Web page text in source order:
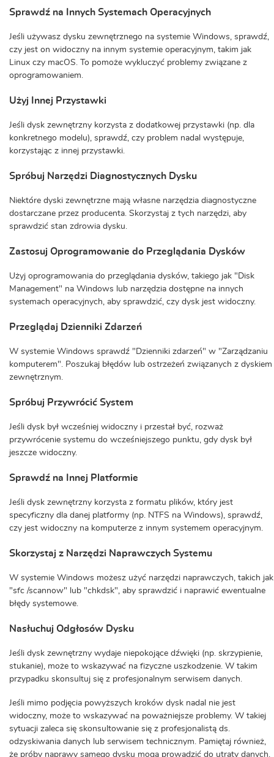
Sprawdź na Innych Systemach Operacyjnych
Jeśli używasz dysku zewnętrznego na systemie Windows, sprawdź,
czy jest on widoczny na innym systemie operacyjnym, takim jak
Linux czy macOS. To pomoże wykluczyć problemy związane z
oprogramowaniem.
Użyj Innej Przystawki
Jeśli dysk zewnętrzny korzysta z dodatkowej przystawki (np. dla
konkretnego modelu), sprawdź, czy problem nadal występuje,
korzystając z innej przystawki.
Spróbuj Narzędzi Diagnostycznych Dysku
Niektóre dyski zewnętrzne mają własne narzędzia diagnostyczne
dostarczane przez producenta. Skorzystaj z tych narzędzi, aby
sprawdzić stan zdrowia dysku.
Zastosuj Oprogramowanie do Przeglądania Dysków
Użyj oprogramowania do przeglądania dysków, takiego jak "Disk
Management" na Windows lub narzędzia dostępne na innych
systemach operacyjnych, aby sprawdzić, czy dysk jest widoczny.
Przeglądaj Dzienniki Zdarzeń
W systemie Windows sprawdź "Dzienniki zdarzeń" w "Zarządzaniu
komputerem". Poszukaj błędów lub ostrzeżeń związanych z dyskiem
zewnętrznym.
Spróbuj Przywrócić System
Jeśli dysk był wcześniej widoczny i przestał być, rozważ
przywrócenie systemu do wcześniejszego punktu, gdy dysk był
jeszcze widoczny.
Sprawdź na Innej Platformie
Jeśli dysk zewnętrzny korzysta z formatu plików, który jest
specyficzny dla danej platformy (np. NTFS na Windows), sprawdź,
czy jest widoczny na komputerze z innym systemem operacyjnym.
Skorzystaj z Narzędzi Naprawczych Systemu
W systemie Windows możesz użyć narzędzi naprawczych, takich jak
"sfc /scannow" lub "chkdsk", aby sprawdzić i naprawić ewentualne
błędy systemowe.
Nasłuchuj Odgłosów Dysku
Jeśli dysk zewnętrzny wydaje niepokojące dźwięki (np. skrzypienie,
stukanie), może to wskazywać na fizyczne uszkodzenie. W takim
przypadku skonsultuj się z profesjonalnym serwisem danych.
Jeśli mimo podjęcia powyższych kroków dysk nadal nie jest
widoczny, może to wskazywać na poważniejsze problemy. W takiej
sytuacji zaleca się skonsultowanie się z profesjonalistą ds.
odzyskiwania danych lub serwisem technicznym. Pamiętaj również,
że próby naprawy samego dysku mogą prowadzić do utraty danych,